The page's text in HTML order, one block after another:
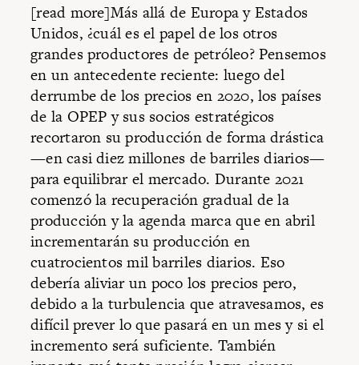
[read more]Más allá de Europa y Estados
Unidos, ¿cuál es el papel de los otros
grandes productores de petróleo? Pensemos
en un antecedente reciente: luego del
derrumbe de los precios en 2020, los países
de la OPEP y sus socios estratégicos
recortaron su producción de forma drástica
—en casi diez millones de barriles diarios—
para equilibrar el mercado. Durante 2021
comenzó la recuperación gradual de la
producción y la agenda marca que en abril
incrementarán su producción en
cuatrocientos mil barriles diarios. Eso
debería aliviar un poco los precios pero,
debido a la turbulencia que atravesamos, es
difícil prever lo que pasará en un mes y si el
incremento será suficiente. También